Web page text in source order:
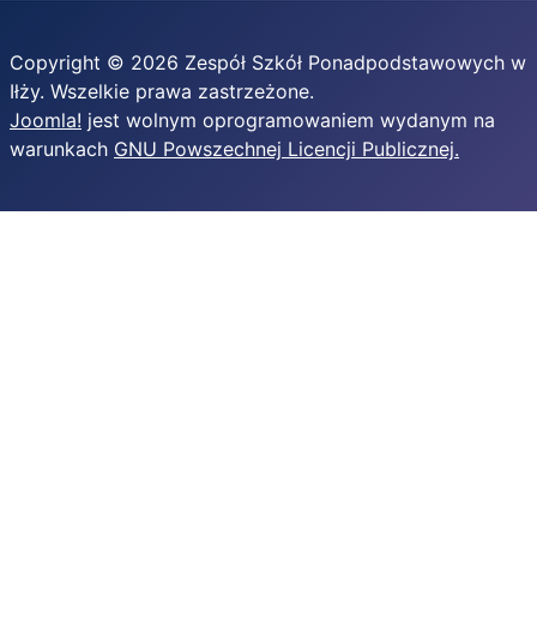
Copyright © 2026 Zespół Szkół Ponadpodstawowych w
Iłży. Wszelkie prawa zastrzeżone.
Joomla! jest wolnym oprogramowaniem wydanym na
warunkach GNU Powszechnej Licencji Publicznej.